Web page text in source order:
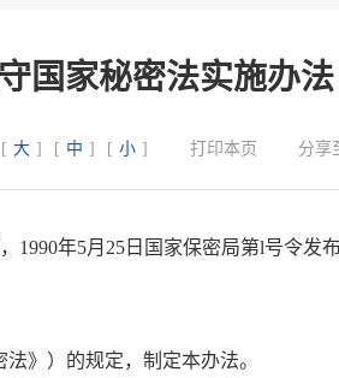
国家秘密法实施办法
[ 大 ] [ 中 ] [ 小 ] 打印本页 分享
1990年5月25日国家保密局第l号令发布
》）的规定，制定本办法。